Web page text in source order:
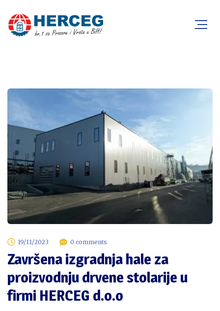
19/11/2023 0 comments
Završena izgradnja hale za
proizvodnju drvene stolarije u
firmi HERCEG d.o.o